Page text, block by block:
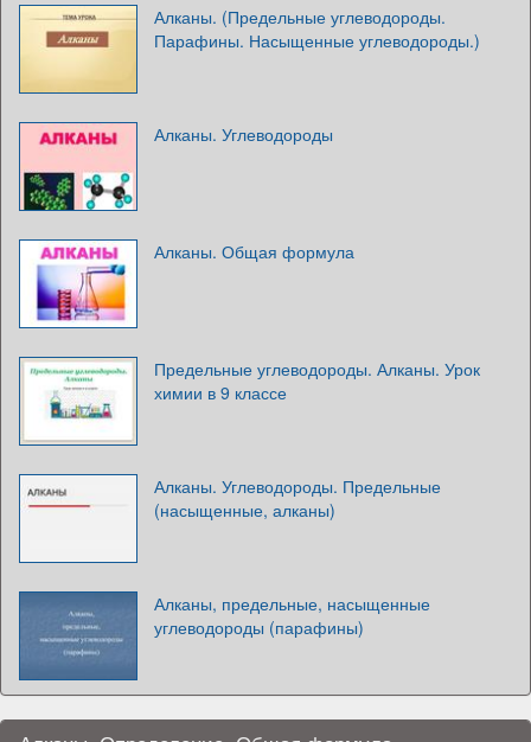
Алканы. (Предельные углеводороды.
Парафины. Насыщенные углеводороды.)
Алканы. Углеводороды
Алканы. Общая формула
Предельные углеводороды. Алканы. Урок
химии в 9 классе
Алканы. Углеводороды. Предельные
(насыщенные, алканы)
Алканы, предельные, насыщенные
углеводороды (парафины)